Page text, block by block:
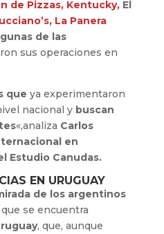
de Pizzas, Kentucky,El
La Panera
de las
sus operaciones en
que ya experimentaron
nacional ybuscan
«,analiza Carlos
en
Estudio Canudas.
EN URUGUAY
de los argentinos
se encuentra
, que, aunque